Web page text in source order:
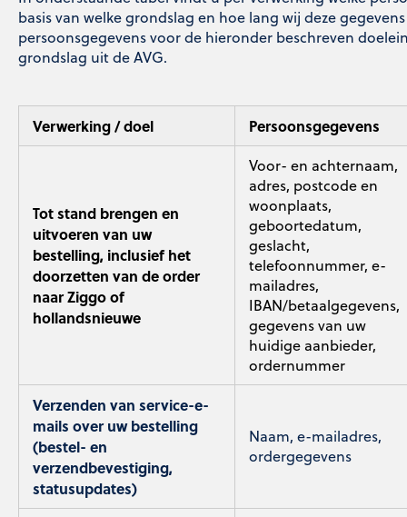
basis van welke grondslag en hoe lang wij deze
persoonsgegevens voor de hieronder beschreven
grondslag uit de AVG.
Verwerking / doel Persoonsgegevens
Tot stand brengen en
uitvoeren van uw
bestelling, inclusief het
doorzetten van de order
naar Ziggo of
hollandsnieuwe
Voor- en achternaam,
adres, postcode en
woonplaats,
geboortedatum,
geslacht,
telefoonnummer, e-
mailadres,
IBAN/betaalgegevens,
gegevens van uw
huidige aanbieder,
ordernummer
Verzenden van service-e-
mails over uw bestelling
(bestel- en
verzendbevestiging,
statusupdates)
Naam, e-mailadres,
ordergegevens